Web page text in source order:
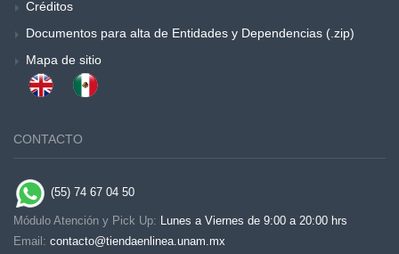
Créditos
Documentos para alta de Entidades y Dependencias (.zip)
Mapa de sitio
CONTACTO
(55) 74 67 04 50
Módulo Atención y Pick Up: Lunes a Viernes de 9:00 a 20:00 hrs
Email: contacto@tiendaenlinea.unam.mx